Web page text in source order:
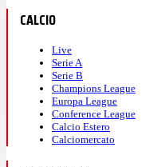
Esce Baturina ed entra
22:23
CALCIO
Live
Serie A
Serie B
Champions League
Europa League
Conference League
Calcio Estero
Calciomercato